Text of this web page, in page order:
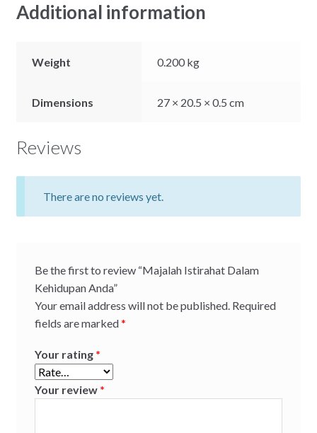
Additional information
Weight 0.200 kg
Dimensions 27 × 20.5 × 0.5 cm
Reviews
There are no reviews yet.
Be the first to review “Majalah Istirahat Dalam
Kehidupan Anda”
Your email address will not be published. Required
fields are marked*
Your rating *
Your review *